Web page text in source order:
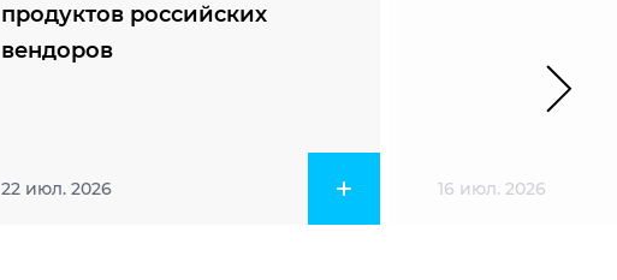
продуктов российских
вендоров
22 июл. 2026 16 июл. 2026